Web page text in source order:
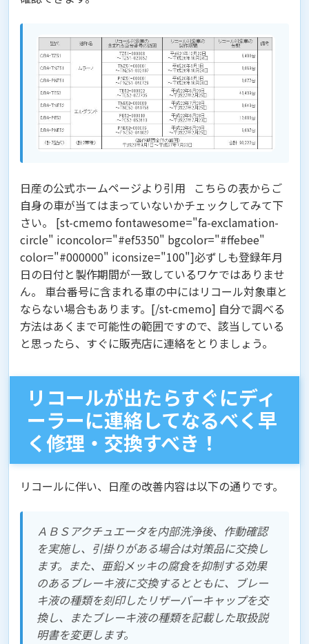
日産の公式ホームページより引用 こちらの表からご
自身の車が当てはまっていないかチェックしてみて下
さい。 [st-cmemo fontawesome="fa-exclamation-
circle" iconcolor="#ef5350" bgcolor="#ffebee"
color="#000000" iconsize="100"]必ずしも登録年月
日の日付と製作期間が一致しているワケではありませ
ん。 車台番号に含まれる車の中にはリコール対象車と
ならない場合もあります。[/st-cmemo] 自分で調べる
方法はあくまで可能性の範囲ですので、該当している
と思ったら、すぐに販売店に連絡をとりましょう。
リコールが出たらすぐにディ
ーラーに連絡してなるべく早
く修理・交換すべき！
リコールに伴い、日産の改善内容は以下の通りです。
ＡＢＳアクチュエータを内部洗浄後、作動確認
を実施し、引掛りがある場合は対策品に交換し
ます。また、亜鉛メッキの腐食を抑制する効果
のあるブレーキ液に交換するとともに、ブレー
キ液の種類を刻印したリザーバーキャップを交
換し、またブレーキ液の種類を記載した取扱説
明書を変更します。